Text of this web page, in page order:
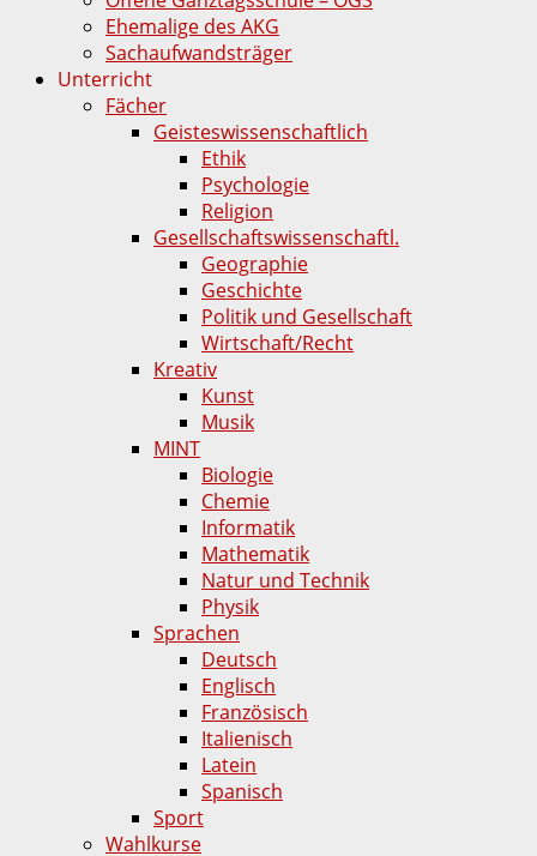
Ehemalige des AKG
Sachaufwandsträger
Unterricht
Fächer
Geisteswissenschaftlich
Ethik
Psychologie
Religion
Gesellschaftswissenschaftl.
Geographie
Geschichte
Politik und Gesellschaft
Wirtschaft/Recht
Kreativ
Kunst
Musik
MINT
Biologie
Chemie
Informatik
Mathematik
Natur und Technik
Physik
Sprachen
Deutsch
Englisch
Französisch
Italienisch
Latein
Spanisch
Sport
Wahlkurse